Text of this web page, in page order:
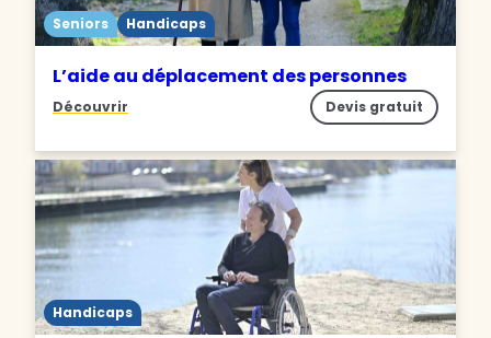
Seniors Handicaps
L’aide au déplacement des personnes
Découvrir Devis gratuit
Handicaps